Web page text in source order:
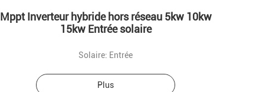
Mppt Inverteur hybride hors réseau 5kw 10kw
15kw Entrée solaire
Solaire: Entrée
Plus